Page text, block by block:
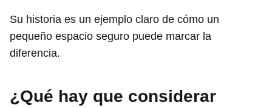
Su historia es un ejemplo claro de cómo un
pequeño espacio seguro puede marcar la
diferencia.
¿Qué hay que considerar